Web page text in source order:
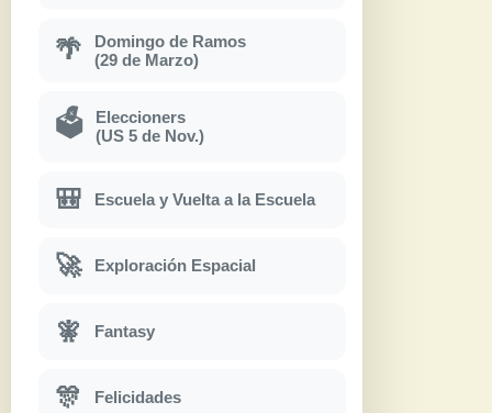
🌴
Domingo de Ramos
(29 de Marzo)
🗳
Eleccioners
(US 5 de Nov.)
🎒 Escuela y Vuelta a la Escuela
🚀 Exploración Espacial
🧚 Fantasy
🎊 Felicidades